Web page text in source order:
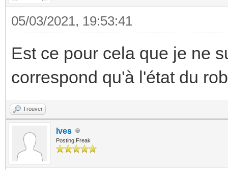
05/03/2021, 19:53:41
Est ce pour cela que je ne
correspond qu'à l'état du
Trouver
Ives
Posting Freak